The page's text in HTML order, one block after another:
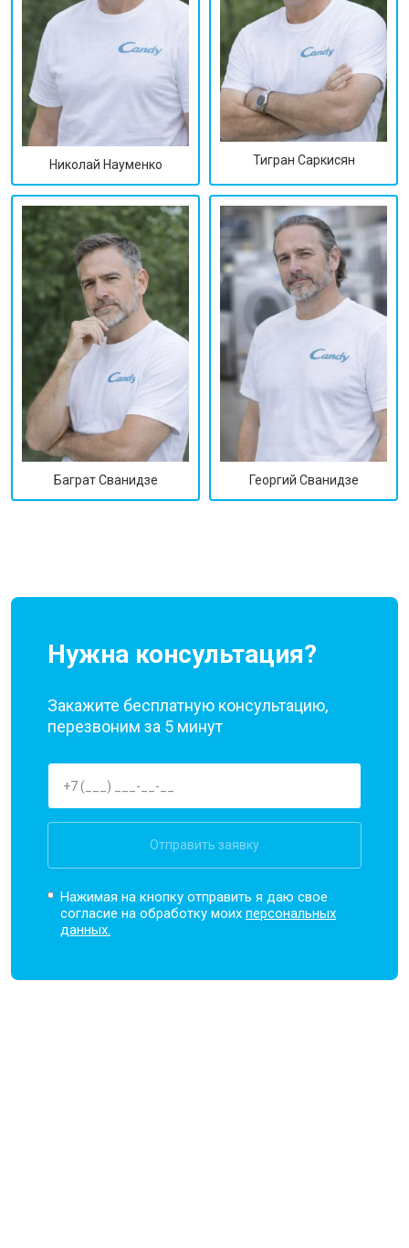
Николай Науменко Тигран Саркисян
Баграт Сванидзе Георгий Сванидзе
Нужна консультация?
Закажите бесплатную консультацию,
перезвоним за 5 минут
Отправить заявку
Нажимая на кнопку отправить я даю свое
согласие на обработку моихперсональных
данных.